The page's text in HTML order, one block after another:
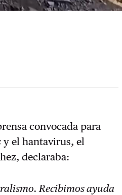
convocada para
y el hantavirus, el
declaraba:
Recibimos ayuda